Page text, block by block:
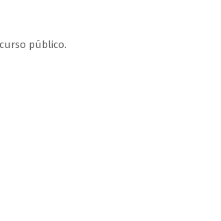
público.